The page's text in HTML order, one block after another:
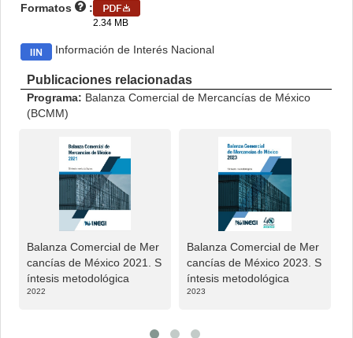
Formatos :
2.34 MB
Información de Interés Nacional
Publicaciones relacionadas
Programa: Balanza Comercial de Mercancías de México
(BCMM)
Balanza Comercial de Mer
cancías de México 2021. S
íntesis metodológica
2022
Balanza Comercial de Mer
cancías de México 2023. S
íntesis metodológica
2023